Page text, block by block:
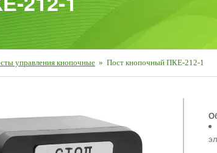
управления кнопочные » Пост кнопочный ПКЕ-212-1